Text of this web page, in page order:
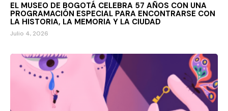
EL MUSEO DE BOGOTÁ CELEBRA 57 AÑOS CON UNA
PROGRAMACIÓN ESPECIAL PARA ENCONTRARSE CON
LA HISTORIA, LA MEMORIA Y LA CIUDAD
Julio 4, 2026